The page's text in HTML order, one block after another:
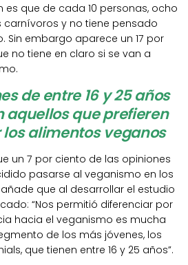
es que de cada 10 personas, ocho
y no tiene pensado
Sin embargo aparece un 17 por
no tiene en claro si se van a
de entre 16 y 25 años
aquellos que prefieren
alimentos veganos
un 7 por ciento de las opiniones
pasarse al veganismo en los
que al desarrollar el estudio
“Nos permitió diferenciar por
hacia el veganismo es mucha
de los más jóvenes, los
que tienen entre 16 y 25 años”.